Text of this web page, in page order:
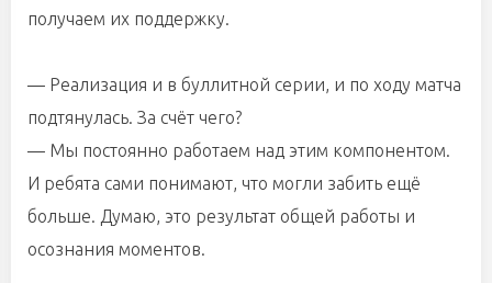
получаем их поддержку.
— Реализация и в буллитной серии, и по ходу матча
подтянулась. За счёт чего?
— Мы постоянно работаем над этим компонентом.
И ребята сами понимают, что могли забить ещё
больше. Думаю, это результат общей работы и
осознания моментов.